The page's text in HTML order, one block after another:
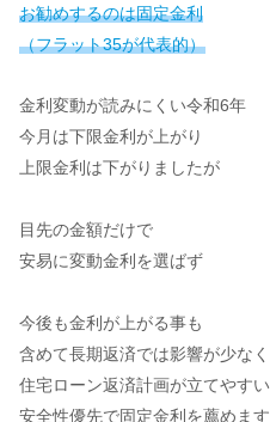
お勧めするのは固定金利
（フラット35が代表的）
金利変動が読みにくい令和6年
今月は下限金利が上がり
上限金利は下がりましたが
目先の金額だけで
安易に変動金利を選ばず
今後も金利が上がる事も
含めて長期返済では影響が少なく
住宅ローン返済計画が立てやすい
安全性優先で固定金利を薦めます